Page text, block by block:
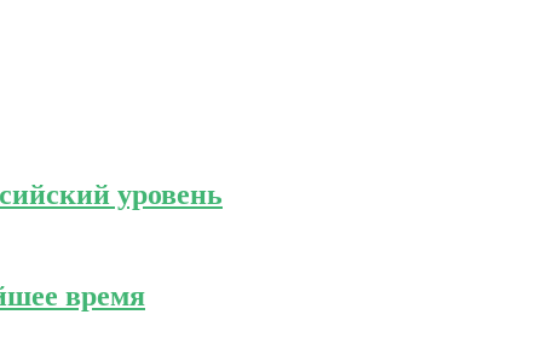
уровень
время